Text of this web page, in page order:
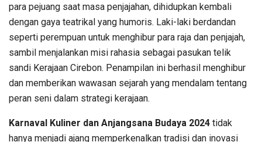
para pejuang saat masa penjajahan, dihidupkan kembali
dengan gaya teatrikal yang humoris. Laki-laki berdandan
seperti perempuan untuk menghibur para raja dan penjajah,
sambil menjalankan misi rahasia sebagai pasukan telik
sandi Kerajaan Cirebon. Penampilan ini berhasil menghibur
dan memberikan wawasan sejarah yang mendalam tentang
peran seni dalam strategi kerajaan.
Karnaval Kuliner dan Anjangsana Budaya 2024 tidak
hanya menjadi ajang memperkenalkan tradisi dan inovasi